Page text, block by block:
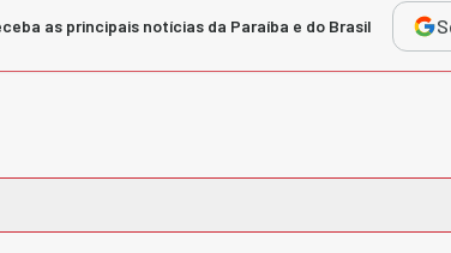
as principais notícias da Paraíba e do Brasil